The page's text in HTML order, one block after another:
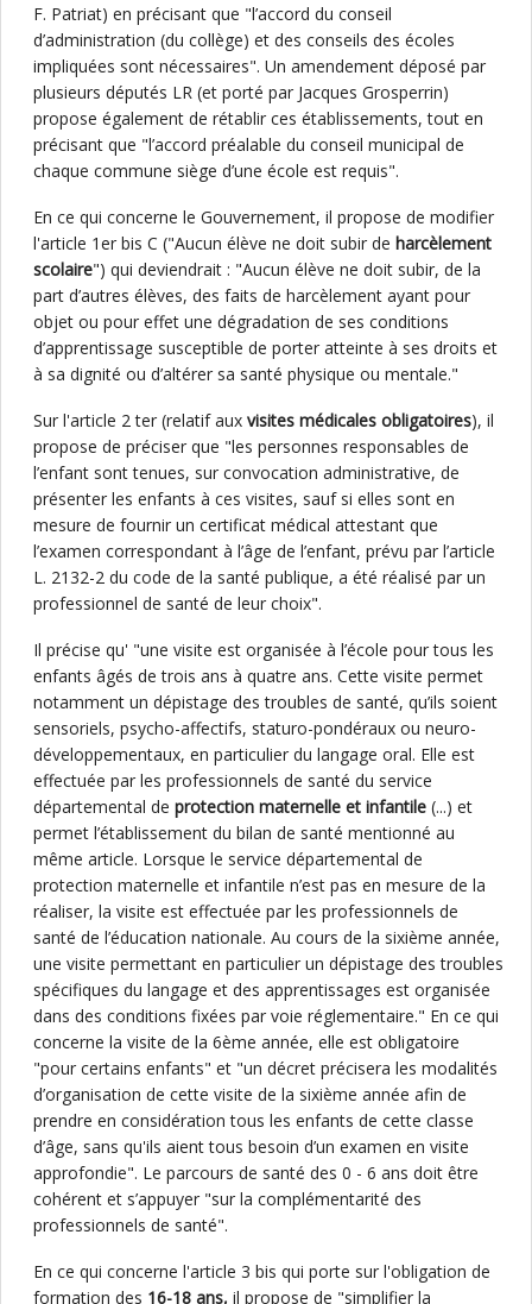
F. Patriat) en précisant que "l’accord du conseil
d’administration (du collège) et des conseils des écoles
impliquées sont nécessaires". Un amendement déposé par
plusieurs députés LR (et porté par Jacques Grosperrin)
propose également de rétablir ces établissements, tout en
précisant que "l’accord préalable du conseil municipal de
chaque commune siège d’une école est requis".
En ce qui concerne le Gouvernement, il propose de modifier
l'article 1er bis C ("Aucun élève ne doit subir de harcèlement
scolaire") qui deviendrait : "Aucun élève ne doit subir, de la
part d’autres élèves, des faits de harcèlement ayant pour
objet ou pour effet une dégradation de ses conditions
d’apprentissage susceptible de porter atteinte à ses droits et
à sa dignité ou d’altérer sa santé physique ou mentale."
Sur l'article 2 ter (relatif aux visites médicales obligatoires), il
propose de préciser que "les personnes responsables de
l’enfant sont tenues, sur convocation administrative, de
présenter les enfants à ces visites, sauf si elles sont en
mesure de fournir un certificat médical attestant que
l’examen correspondant à l’âge de l’enfant, prévu par l’article
L. 2132-2 du code de la santé publique, a été réalisé par un
professionnel de santé de leur choix".
Il précise qu' "une visite est organisée à l’école pour tous les
enfants âgés de trois ans à quatre ans. Cette visite permet
notamment un dépistage des troubles de santé, qu’ils soient
sensoriels, psycho-affectifs, staturo-pondéraux ou neuro-
développementaux, en particulier du langage oral. Elle est
effectuée par les professionnels de santé du service
départemental de protection maternelle et infantile (...) et
permet l’établissement du bilan de santé mentionné au
même article. Lorsque le service départemental de
protection maternelle et infantile n’est pas en mesure de la
réaliser, la visite est effectuée par les professionnels de
santé de l’éducation nationale. Au cours de la sixième année,
une visite permettant en particulier un dépistage des troubles
spécifiques du langage et des apprentissages est organisée
dans des conditions fixées par voie réglementaire." En ce qui
concerne la visite de la 6ème année, elle est obligatoire
"pour certains enfants" et "un décret précisera les modalités
d’organisation de cette visite de la sixième année afin de
prendre en considération tous les enfants de cette classe
d’âge, sans qu'ils aient tous besoin d’un examen en visite
approfondie". Le parcours de santé des 0 - 6 ans doit être
cohérent et s’appuyer "sur la complémentarité des
professionnels de santé".
En ce qui concerne l'article 3 bis qui porte sur l'obligation de
formation des 16-18 ans, il propose de "simplifier la